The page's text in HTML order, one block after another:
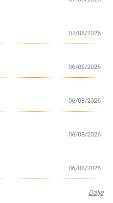
07/08/2026
06/08/2026
06/08/2026
06/08/2026
06/08/2026
Dalje